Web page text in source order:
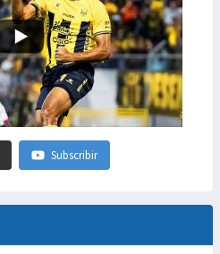
Subscribir